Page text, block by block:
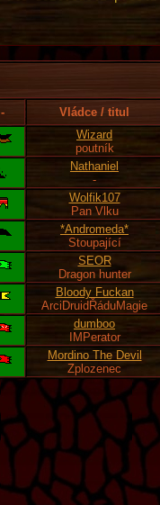
- Vládce / titul
Wizard
poutník
Nathaniel
-
Wolfik107
Pan Vlku
*Andromeda*
Stoupající
SEOR
Dragon hunter
Bloody Fuckan
ArciDruidŘáduMagie
dumboo
IMPerator
Mordino The Devil
Zplozenec